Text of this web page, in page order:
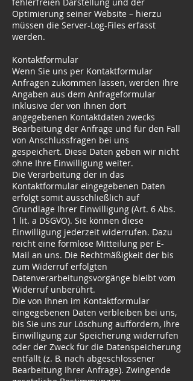
Optimierung seiner Website – hierzu
müssen die Server-Log-Files erfasst
werden.
Kontaktformular
Wenn Sie uns per Kontaktformular
Anfragen zukommen lassen, werden Ihre
Angaben aus dem Anfrageformular
inklusive der von Ihnen dort
angegebenen Kontaktdaten zwecks
Bearbeitung der Anfrage und für den Fall
von Anschlussfragen bei uns
gespeichert. Diese Daten geben wir nicht
ohne Ihre Einwilligung weiter.
Die Verarbeitung der in das
Kontaktformular eingegebenen Daten
erfolgt somit ausschließlich auf
Grundlage Ihrer Einwilligung (Art. 6 Abs.
1 lit. a DSGVO). Sie können diese
Einwilligung jederzeit widerrufen. Dazu
reicht eine formlose Mitteilung per E-
Mail an uns. Die Rechtmäßigkeit der bis
zum Widerruf erfolgten
Datenverarbeitungsvorgänge bleibt vom
Widerruf unberührt.
Die von Ihnen im Kontaktformular
eingegebenen Daten verbleiben bei uns,
bis Sie uns zur Löschung auffordern, Ihre
Einwilligung zur Speicherung widerrufen
oder der Zweck für die Datenspeicherung
entfällt (z. B. nach abgeschlossener
Bearbeitung Ihrer Anfrage). Zwingende